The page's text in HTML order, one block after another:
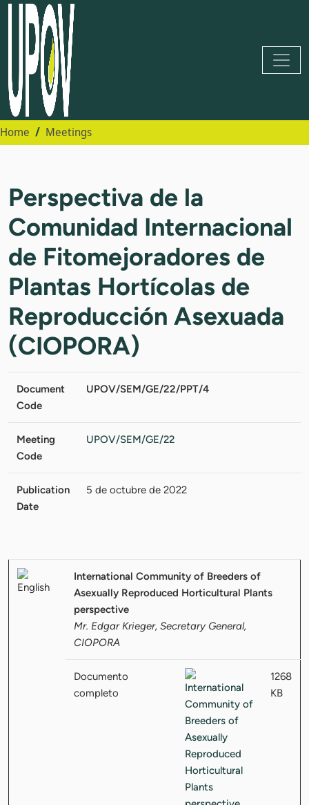
Home Meetings
Perspectiva de la
Comunidad Internacional
de Fitomejoradores de
Plantas Hortícolas de
Reproducción Asexuada
(CIOPORA)
Document
Code
UPOV/SEM/GE/22/PPT/4
Meeting
Code
UPOV/SEM/GE/22
Publication
Date
5 de octubre de 2022
International Community of Breeders of
Asexually Reproduced Horticultural Plants
perspective
Mr. Edgar Krieger, Secretary General,
CIOPORA
Documento
completo
1268
KB